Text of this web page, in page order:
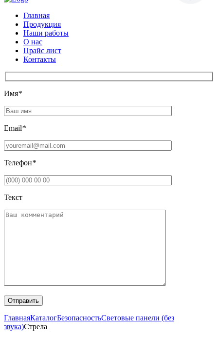
Главная
Продукция
Наши работы
О нас
Прайс лист
Контакты
Имя*
Email*
Телефон*
Текст
ГлавнаяКаталогБезопасностьСветовые панели (без
звука)Стрела